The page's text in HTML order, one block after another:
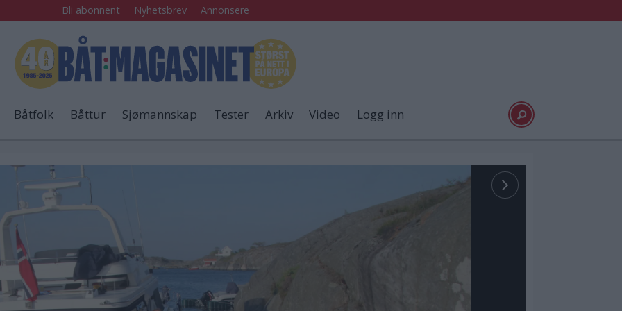
Bli abonnent Nyhetsbrev Annonsere
Båtfolk Båttur Sjømannskap Tester Arkiv Video Logg inn